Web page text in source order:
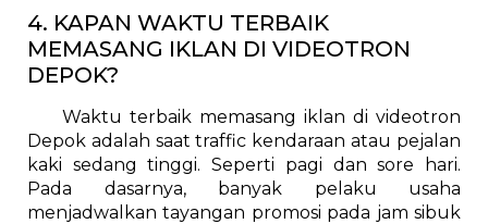
4. KAPAN WAKTU TERBAIK
MEMASANG IKLAN DI VIDEOTRON
DEPOK?
Waktu terbaik memasang iklan di videotron
Depok adalah saat traffic kendaraan atau pejalan
kaki sedang tinggi. Seperti pagi dan sore hari.
Pada dasarnya, banyak pelaku usaha
menjadwalkan tayangan promosi pada jam sibuk